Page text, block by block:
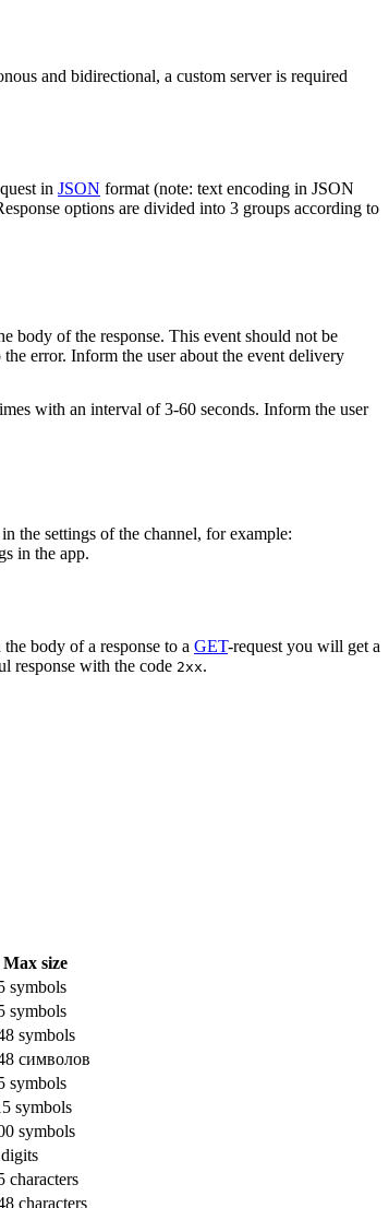
and bidirectional, a custom server is required
in JSON format (note: text encoding in JSON
options are divided into 3 groups according to
body of the response. This event should not be
error. Inform the user about the event delivery
with an interval of 3-60 seconds. Inform the user
the settings of the channel, for example:
in the app.
body of a response to a GET-request you will get a
response with the code 2xx.
Max size
symbols
symbols
symbols
символов
symbols
symbols
symbols
characters
characters